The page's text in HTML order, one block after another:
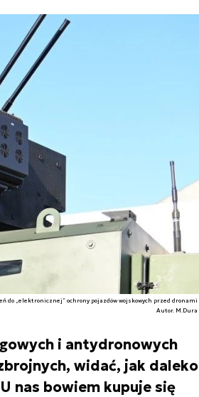
do „elektronicznej” ochrony pojazdów wojskowych przed dronami
Autor. M.Dura
i antydronowych
widać, jak daleko
nas bowiem kupuje się